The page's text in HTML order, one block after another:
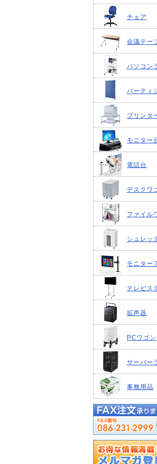
チェア
会議テー
パソコン
パーティ
プリンタ
モニター
電話台
デスクワ
ファイル
シュレッ
モニター
テレビス
拡声器
PCワゴン
サーバー
事務用品